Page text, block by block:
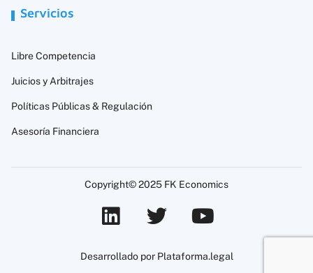
Servicios
Libre Competencia
Juicios y Arbitrajes
Políticas Públicas & Regulación
Asesoría Financiera
Copyright© 2025 FK Economics
Desarrollado por Plataforma.legal